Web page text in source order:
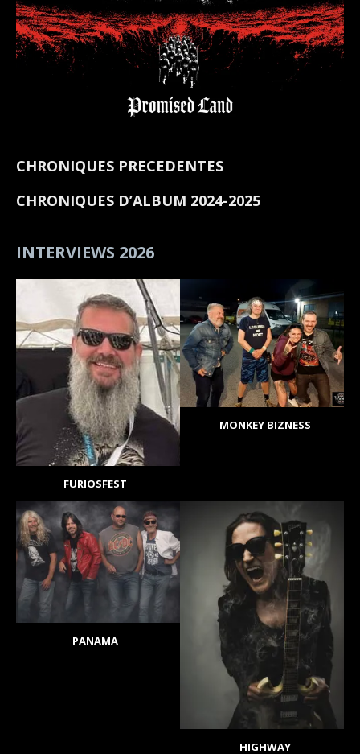
CHRONIQUES PRECEDENTES
CHRONIQUES D’ALBUM 2024-2025
INTERVIEWS 2026
FURIOSFEST
MONKEY BIZNESS
PANAMA
HIGHWAY